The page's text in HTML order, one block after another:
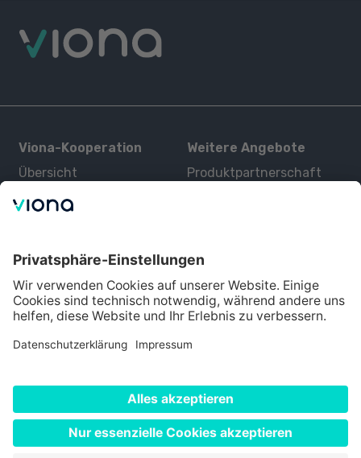
Viona-Kooperation
Übersicht
Kurse
Weitere Angebote
Produktpartnerschaft
Über uns
Alle Partner
Über Viona
Für Interessenten
Bildungsangebot
Impressum
Nutzungsbedingungen
Cookie Einstellungen